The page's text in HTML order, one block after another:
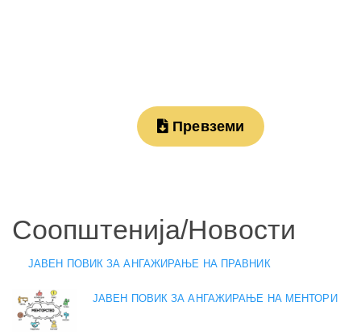
Превземи
Соопштенија/Новости
ЈАВЕН ПОВИК ЗА АНГАЖИРАЊЕ НА ПРАВНИК
ЈАВЕН ПОВИК ЗА АНГАЖИРАЊЕ НА МЕНТОРИ